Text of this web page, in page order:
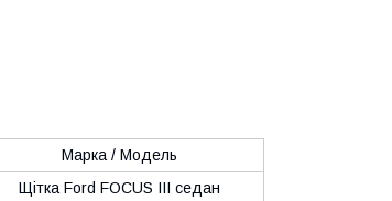
Марка / Модель
Щітка Ford FOCUS III седан